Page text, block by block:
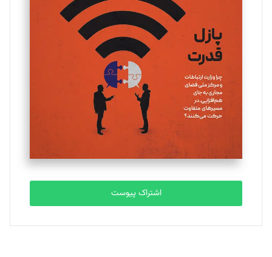
یسنا امان‌پور
تحریریه
ملینا جعفری
تحریریه
مصطفی مسجدی آرانی
تحریریه
بابک نقاش
تحریریه
اشتراک پیوست